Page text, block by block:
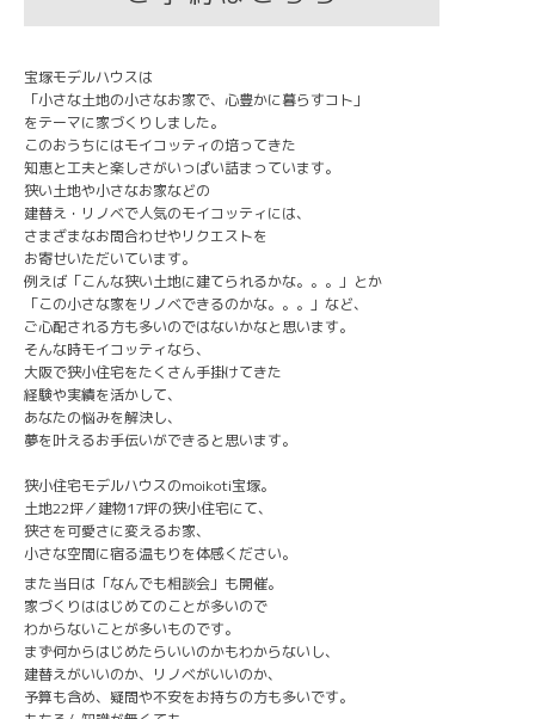
宝塚モデルハウスは
「小さな土地の小さなお家で、心豊かに暮らすコト」
をテーマに家づくりしました。
このおうちにはモイコッティの培ってきた
知恵と工夫と楽しさがいっぱい詰まっています。
狭い土地や小さなお家などの
建替え・リノベで人気のモイコッティには、
さまざまなお問合わせやリクエストを
お寄せいただいています。
例えば「こんな狭い土地に建てられるかな。。。」とか
「この小さな家をリノベできるのかな。。。」など、
ご心配される方も多いのではないかなと思います。
そんな時モイコッティなら、
大阪で狭小住宅をたくさん手掛けてきた
経験や実績を活かして、
あなたの悩みを解決し、
夢を叶えるお手伝いができると思います。
狭小住宅モデルハウスのmoikoti宝塚。
土地22坪／建物17坪の狭小住宅にて、
狭さを可愛さに変えるお家、
小さな空間に宿る温もりを体感ください。
また当日は「なんでも相談会」も開催。
家づくりははじめてのことが多いので
わからないことが多いものです。
まず何からはじめたらいいのかもわからないし、
建替えがいいのか、リノベがいいのか、
予算も含め、疑問や不安をお持ちの方も多いです。